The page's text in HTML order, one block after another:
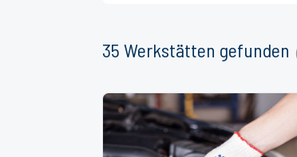
35 Werkstätten gefunden